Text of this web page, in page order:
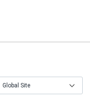
Global Site